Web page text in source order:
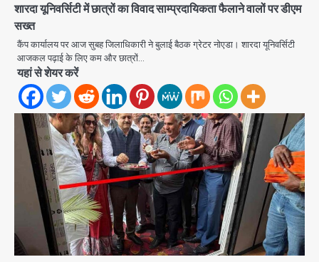
शारदा यूनिवर्सिटी में छात्रों का विवाद साम्प्रदायिकता फैलाने वालों पर डीएम
सख्त
कैंप कार्यालय पर आज सुबह जिलाधिकारी ने बुलाई बैठक ग्रेटर नोएडा। शारदा यूनिवर्सिटी
आजकल पढ़ाई के लिए कम और छात्रों…
यहां से शेयर करें